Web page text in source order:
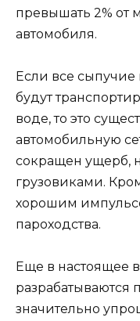
превышать 2% от
автомобиля.
Если все сыпучие
будут
воде, то это
автомобильную
сокращен ущерб,
грузовиками.
хорошим
пароходства.
Еще в настоящее
разрабатываются
значительно